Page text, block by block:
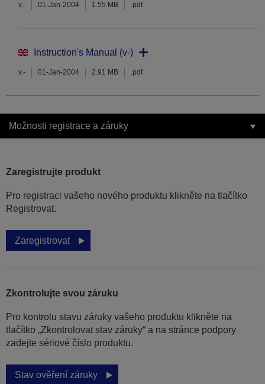
v.- 01-Jan-2004 1.55 MB .pdf
Instruction's Manual (v-)
v.- 01-Jan-2004 2.91 MB .pdf
Možnosti registrace a záruky
Zaregistrujte produkt
Pro registraci vašeho nového produktu klikněte na tlačítko
Registrovat.
Zaregistrovat
Zkontrolujte svou záruku
Pro kontrolu stavu záruky vašeho produktu klikněte na
tlačítko „Zkontrolovat stav záruky“ a na stránce podpory
zadejte sériové číslo produktu.
Stav ověření záruky